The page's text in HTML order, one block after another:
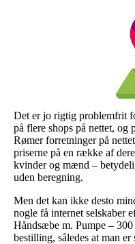
Det er jo rigtig problemfrit
på flere shops på nettet, og
Rømer forretninger på
priserne på en række af
kvinder og mænd –
uden beregning.
Men det kan ikke desto
nogle få internet selskaber
Håndsæbe m. Pumpe –
bestilling, således at man